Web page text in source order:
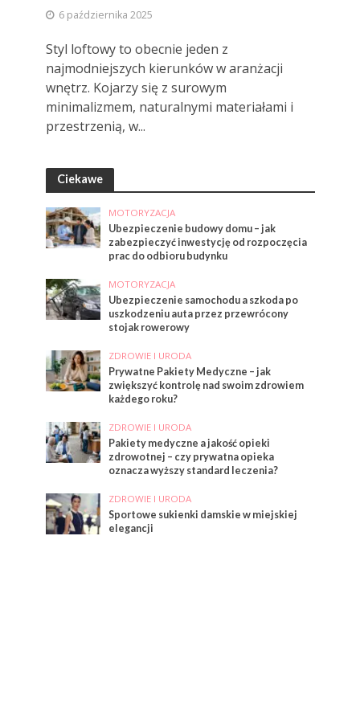
6 października 2025
Styl loftowy to obecnie jeden z
najmodniejszych kierunków w aranżacji
wnętrz. Kojarzy się z surowym
minimalizmem, naturalnymi materiałami i
przestrzenią, w...
Ciekawe
MOTORYZACJA
Ubezpieczenie budowy domu – jak
zabezpieczyć inwestycję od rozpoczęcia
prac do odbioru budynku
MOTORYZACJA
Ubezpieczenie samochodu a szkoda po
uszkodzeniu auta przez przewrócony
stojak rowerowy
ZDROWIE I URODA
Prywatne Pakiety Medyczne – jak
zwiększyć kontrolę nad swoim zdrowiem
każdego roku?
ZDROWIE I URODA
Pakiety medyczne a jakość opieki
zdrowotnej – czy prywatna opieka
oznacza wyższy standard leczenia?
ZDROWIE I URODA
Sportowe sukienki damskie w miejskiej
elegancji